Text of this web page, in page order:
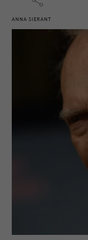
ANNA SIERANT